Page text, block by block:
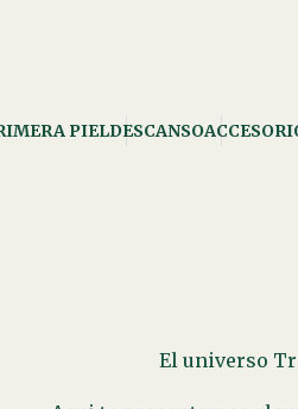
PIELDESCANSO
El universo